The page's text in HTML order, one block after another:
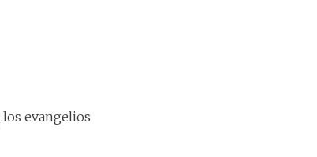
los evangelios